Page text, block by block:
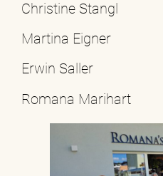
Christine Stangl
Martina Eigner
Erwin Saller
Romana Marihart